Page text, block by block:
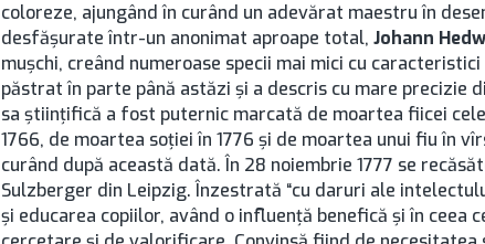
coloreze, ajungând în curând un adevărat maestru în
desfăşurate într-un anonimat aproape total, Johann
muşchi, creând numeroase specii mai mici cu
păstrat în parte până astăzi şi a descris cu mare precizie
sa ştiinţifică a fost puternic marcată de moartea fiicei
1766, de moartea soţiei în 1776 şi de moartea unui fiu în
curând după această dată. În 28 noiembrie 1777 se
Sulzberger din Leipzig. Înzestrată “cu daruri ale
şi educarea copiilor, având o influenţă benefică şi în ceea